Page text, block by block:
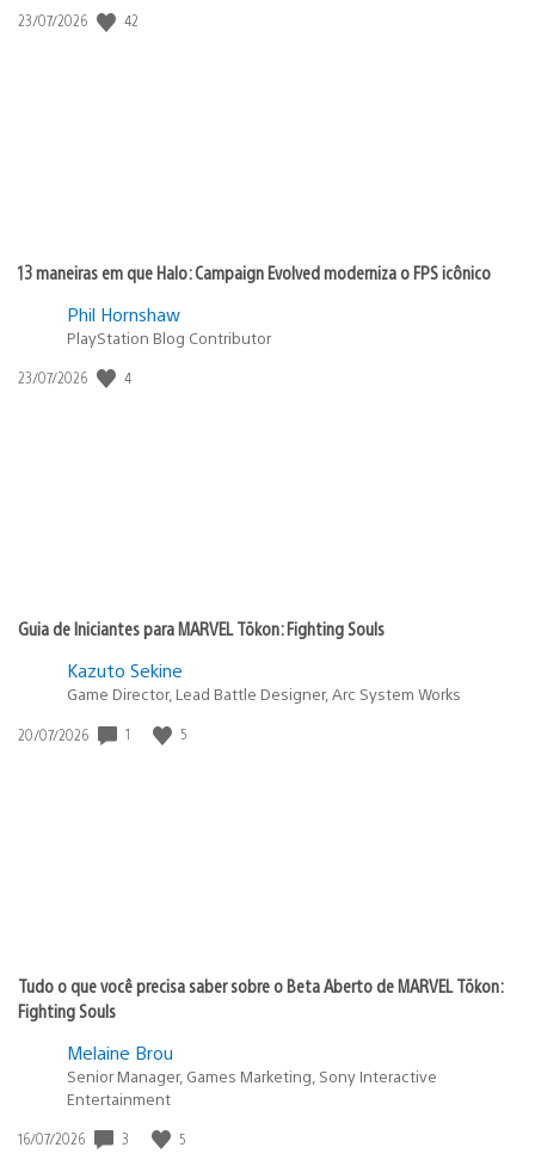
Data
23/07/2026 42
13 maneiras em que Halo: Campaign Evolved moderniza o FPS icônico
Phil Hornshaw
PlayStation Blog Contributor
Data
23/07/2026 4
Guia de Iniciantes para MARVEL Tōkon: Fighting Souls
Kazuto Sekine
Game Director, Lead Battle Designer, Arc System Works
Data
20/07/2026 1 5
Tudo o que você precisa saber sobre o Beta Aberto de MARVEL Tōkon:
Fighting Souls
Melaine Brou
Senior Manager, Games Marketing, Sony Interactive
Entertainment
Data
16/07/2026 3 5